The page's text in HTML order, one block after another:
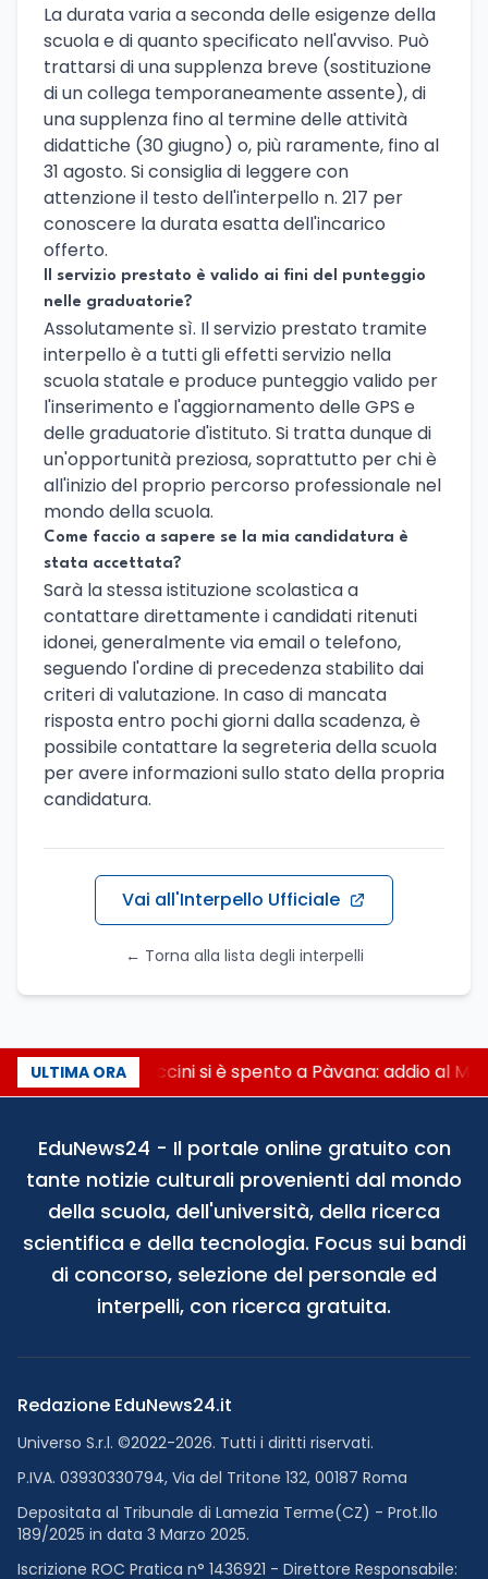
La durata varia a seconda delle esigenze della
scuola e di quanto specificato nell'avviso. Può
trattarsi di una supplenza breve (sostituzione
di un collega temporaneamente assente), di
una supplenza fino al termine delle attività
didattiche (30 giugno) o, più raramente, fino al
31 agosto. Si consiglia di leggere con
attenzione il testo dell'interpello n. 217 per
conoscere la durata esatta dell'incarico
offerto.
Il servizio prestato è valido ai fini del punteggio
nelle graduatorie?
Assolutamente sì. Il servizio prestato tramite
interpello è a tutti gli effetti servizio nella
scuola statale e produce punteggio valido per
l'inserimento e l'aggiornamento delle GPS e
delle graduatorie d'istituto. Si tratta dunque di
un'opportunità preziosa, soprattutto per chi è
all'inizio del proprio percorso professionale nel
mondo della scuola.
Come faccio a sapere se la mia candidatura è
stata accettata?
Sarà la stessa istituzione scolastica a
contattare direttamente i candidati ritenuti
idonei, generalmente via email o telefono,
seguendo l'ordine di precedenza stabilito dai
criteri di valutazione. In caso di mancata
risposta entro pochi giorni dalla scadenza, è
possibile contattare la segreteria della scuola
per avere informazioni sullo stato della propria
candidatura.
Vai all'Interpello Ufficiale
← Torna alla lista degli interpelli
ULTIMA ORA
Francesco Guccini si è spento a Pàvana: addio al
EduNews24 - Il portale online gratuito con
tante notizie culturali provenienti dal mondo
della scuola, dell'università, della ricerca
scientifica e della tecnologia. Focus sui bandi
di concorso, selezione del personale ed
interpelli, con ricerca gratuita.
Redazione EduNews24.it
Universo S.r.l. ©2022-2026. Tutti i diritti riservati.
P.IVA. 03930330794, Via del Tritone 132, 00187 Roma
Depositata al Tribunale di Lamezia Terme(CZ) - Prot.llo
189/2025 in data 3 Marzo 2025.
Iscrizione ROC Pratica n° 1436921 - Direttore Responsabile: